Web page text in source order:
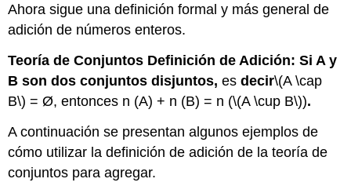
Ahora sigue una definición formal y más general de
adición de números enteros.
Teoría de Conjuntos Definición de Adición: Si A y
B son dos conjuntos disjuntos, esdecir\(A \cap
B\) = Ø, entonces n (A) + n (B) = n (\(A \cup B\)).
A continuación se presentan algunos ejemplos de
cómo utilizar la definición de adición de la teoría de
conjuntos para agregar.